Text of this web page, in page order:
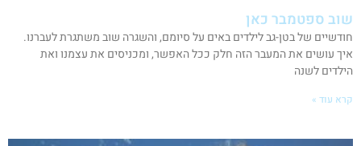
שוב ספטמבר כאן
חודשיים של בטן-גב לילדים באים על סיומם, והשגרה שוב משתגרת לעברנו.
איך עושים את המעבר הזה חלק ככל האפשר, ומכניסים את עצמנו ואת
הילדים לשנה
קרא עוד »